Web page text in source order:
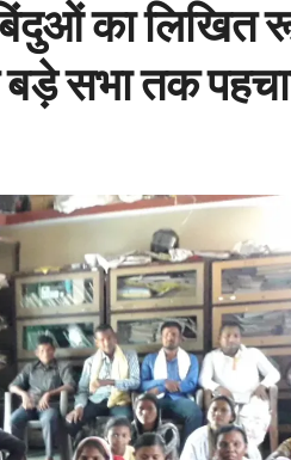
का लिखित
सभा तक